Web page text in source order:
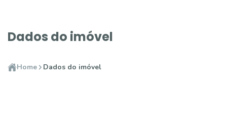
Dados do imóvel
Home Dados do imóvel